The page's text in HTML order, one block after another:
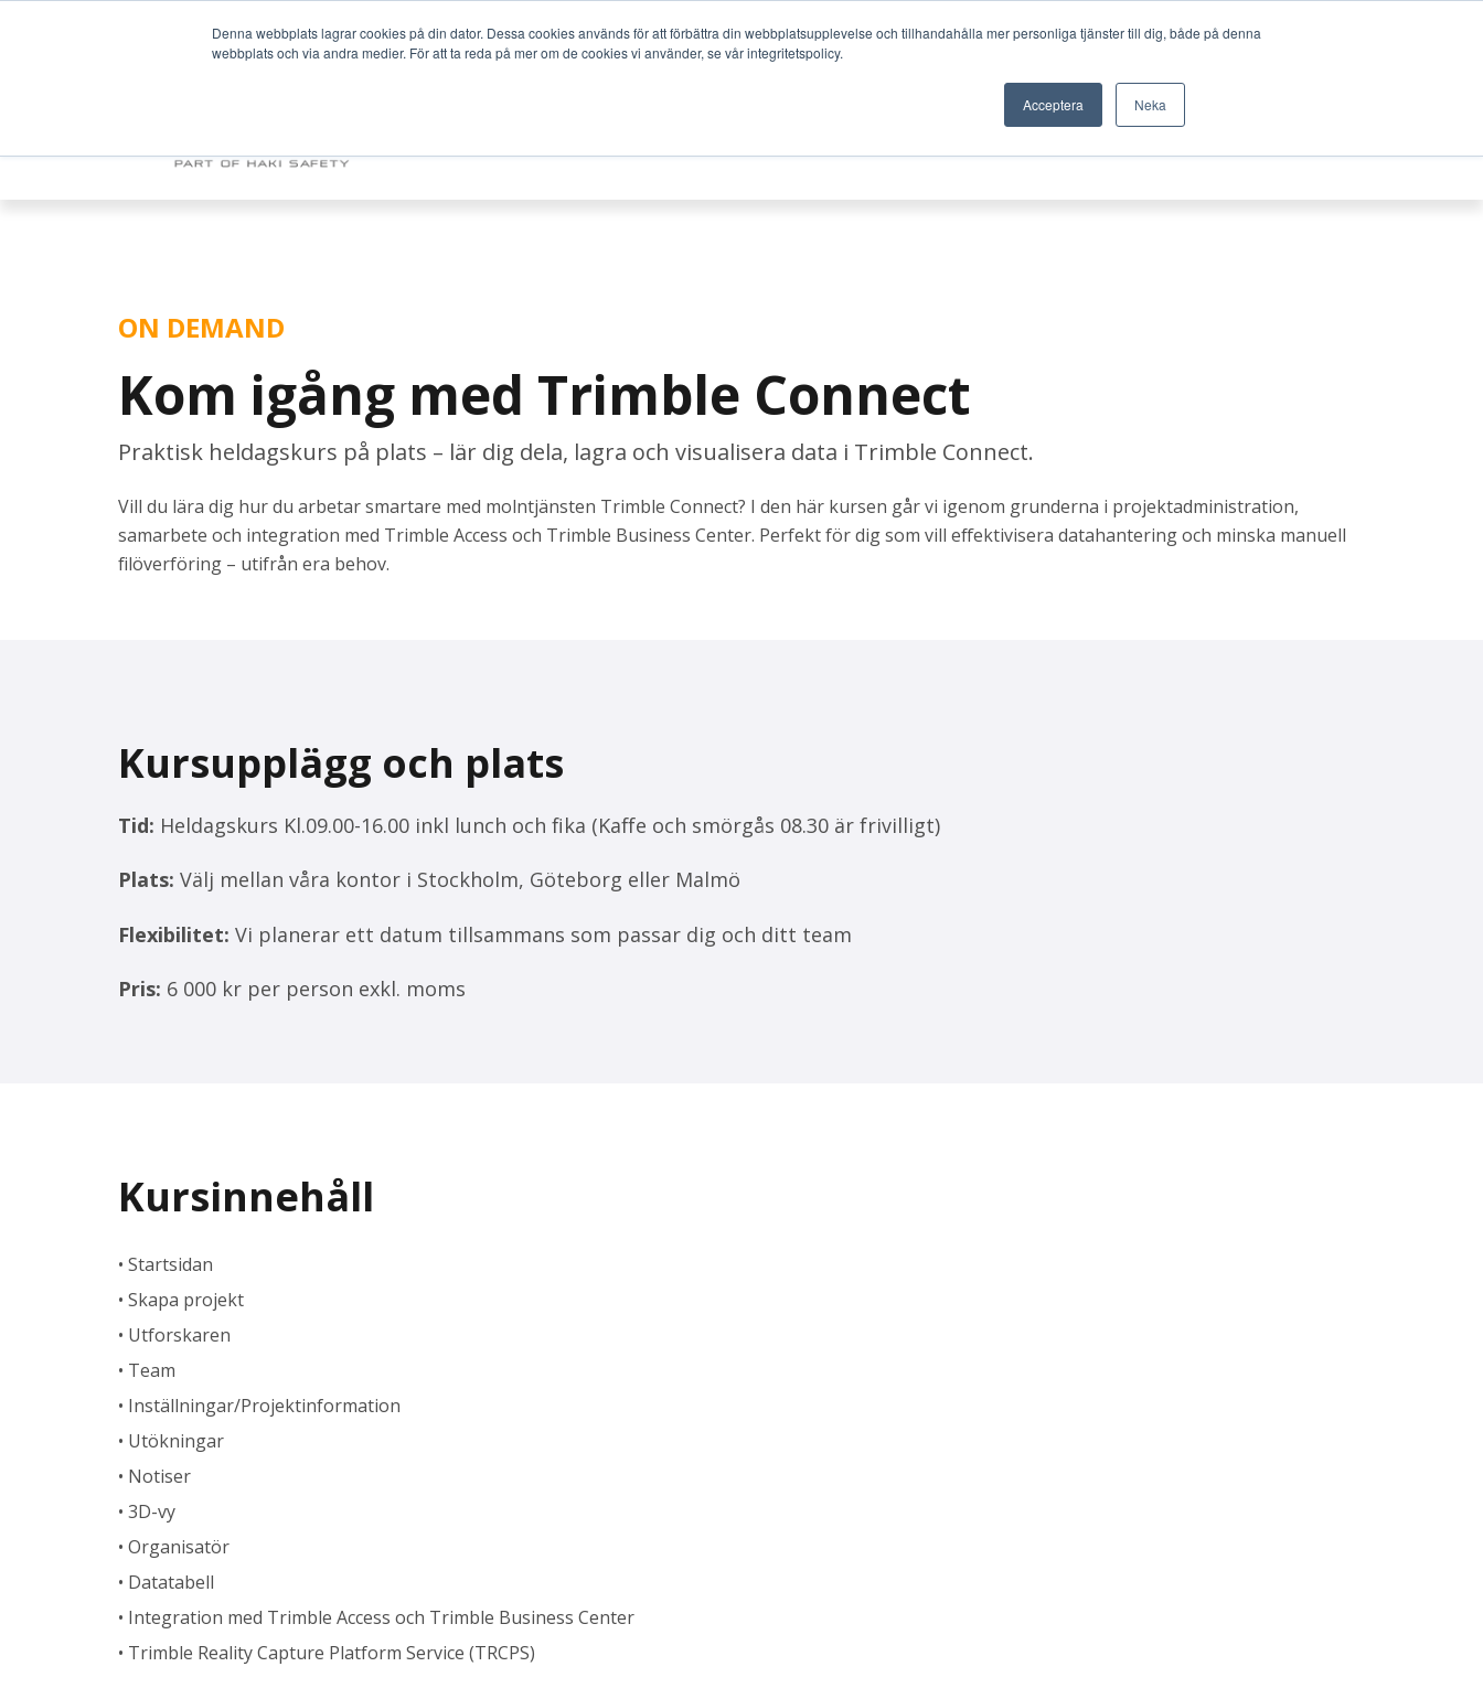
Denna webbplats lagrar cookies på din dator. Dessa cookies används för att förbättra din webbplatsupplevelse och tillhandahålla mer personliga tjänster till dig, både på denna
webbplats och via andra medier. För att ta reda på mer om de cookies vi använder, se vår integritetspolicy.
Acceptera Neka
FJÄRRSUPPORT
UTHYRNING
ON DEMAND
Kom igång med Trimble Connect
Praktisk heldagskurs på plats – lär dig dela, lagra och visualisera data i Trimble Connect.
Vill du lära dig hur du arbetar smartare med molntjänsten Trimble Connect? I den här kursen går vi igenom grunderna i projektadministration,
samarbete och integration med Trimble Access och Trimble Business Center. Perfekt för dig som vill effektivisera datahantering och minska manuell
filöverföring – utifrån era behov.
Kursupplägg och plats
Tid: Heldagskurs Kl.09.00-16.00 inkl lunch och fika (Kaffe och smörgås 08.30 är frivilligt)
Plats: Välj mellan våra kontor i Stockholm, Göteborg eller Malmö
Flexibilitet: Vi planerar ett datum tillsammans som passar dig och ditt team
Pris: 6 000 kr per person exkl. moms
Kursinnehåll
• Startsidan
• Skapa projekt
• Utforskaren
• Team
• Inställningar/Projektinformation
• Utökningar
• Notiser
• 3D-vy
• Organisatör
• Datatabell
• Integration med Trimble Access och Trimble Business Center
• Trimble RealityCapture Platform Service (TRCPS)